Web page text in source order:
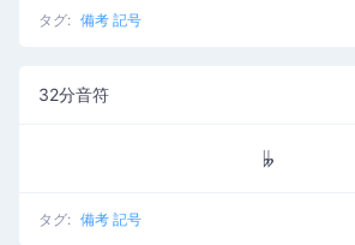
タグ: 備考 記号
32分音符
𝄫
タグ: 備考 記号